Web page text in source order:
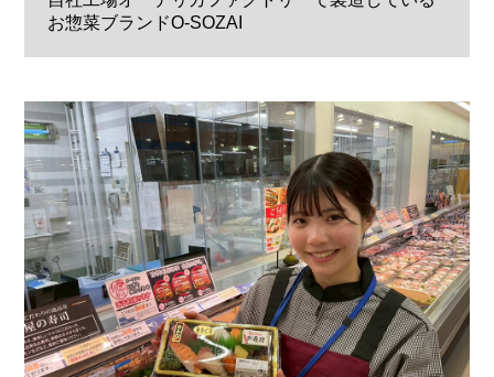
お惣菜ブランドO-SOZAI